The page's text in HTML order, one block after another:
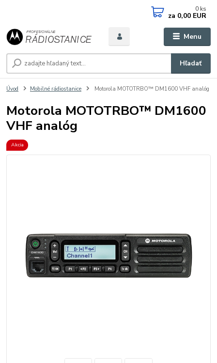
Menu
Hľadať
0 ks
za 0,00 EUR
Úvod Mobilné rádiostanice Motorola MOTOTRBO™ DM1600 VHF analóg
Motorola MOTOTRBO™ DM1600
VHF analóg
Akcia